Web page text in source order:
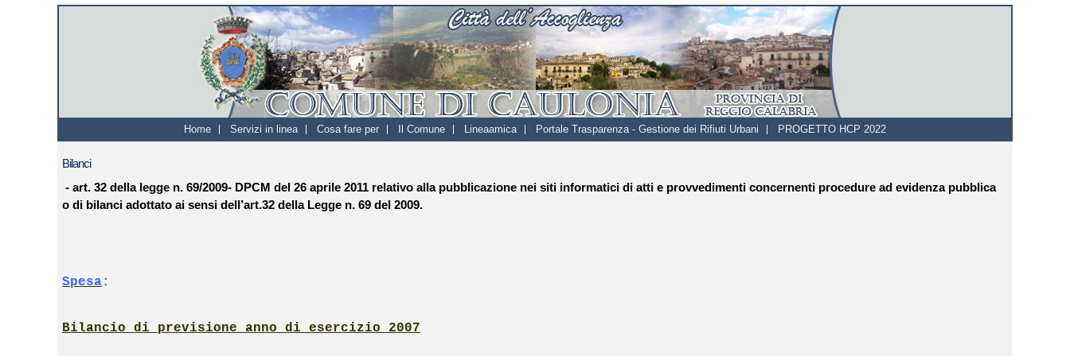
Home Servizi in linea Cosa fare per Il Comune Lineaamica Portale Trasparenza - Gestione dei Rifiuti Urbani PROGETTO HCP 2022
Bilanci
- art. 32 della legge n. 69/2009- DPCM del 26 aprile 2011 relativo alla pubblicazione nei siti informatici di atti e provvedimenti concernenti procedure ad evidenza pubblica
o di bilanci adottato ai sensi dell’art.32 della Legge n. 69 del 2009.
Spesa:
Bilancio di previsione anno di esercizio 2007